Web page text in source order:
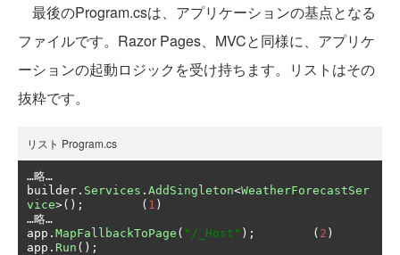
最後のProgram.csは、アプリケーションの基点となる
ファイルです。Razor Pages、MVCと同様に、アプリケ
ーションの起動ロジックを受け持ちます。リストはその
抜粋です。
リスト Program.cs
…略…
builder . Services . AddSingleton<WeatherForecastSer
vice>(); ( 1 )
…略…
app . MapFallbackToPage ( "/_Host" ); ( 2 )
app . Run ();